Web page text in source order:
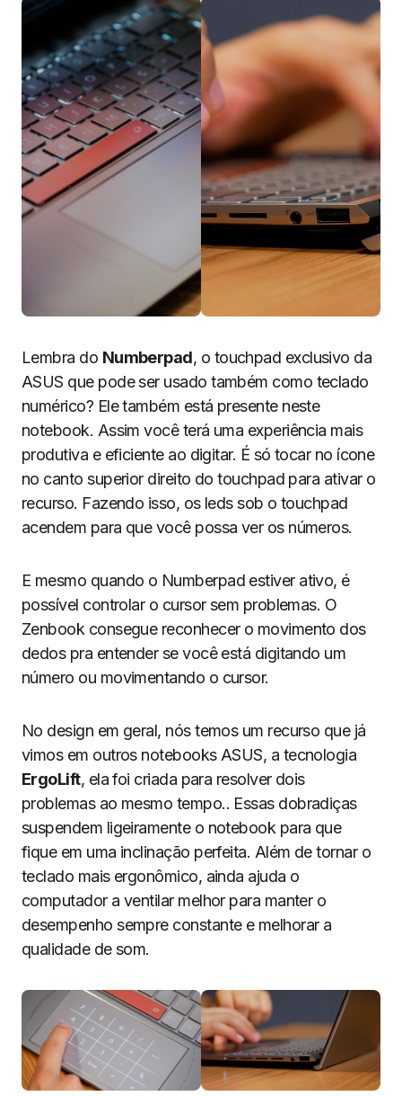
Lembra do Numberpad, o touchpad exclusivo da
ASUS que pode ser usado também como teclado
numérico? Ele também está presente neste
notebook. Assim você terá uma experiência mais
produtiva e eficiente ao digitar. É só tocar no ícone
no canto superior direito do touchpad para ativar o
recurso. Fazendo isso, os leds sob o touchpad
acendem para que você possa ver os números.
E mesmo quando o Numberpad estiver ativo, é
possível controlar o cursor sem problemas. O
Zenbook consegue reconhecer o movimento dos
dedos pra entender se você está digitando um
número ou movimentando o cursor.
No design em geral, nós temos um recurso que já
vimos em outros notebooks ASUS, a tecnologia
ErgoLift, ela foi criada para resolver dois
problemas ao mesmo tempo.. Essas dobradiças
suspendem ligeiramente o notebook para que
fique em uma inclinação perfeita. Além de tornar o
teclado mais ergonômico, ainda ajuda o
computador a ventilar melhor para manter o
desempenho sempre constante e melhorar a
qualidade de som.